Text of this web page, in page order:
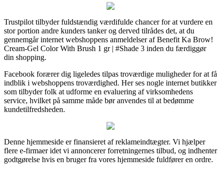
Trustpilot tilbyder fuldstændig værdifulde chancer for at vurdere en
stor portion andre kunders tanker og derved tilrådes det, at du
gennemgår internet webshoppens anmeldelser af Benefit Ka Brow!
Cream-Gel Color With Brush 1 gr | #Shade 3 inden du færdiggør
din shopping.
Facebook forærer dig ligeledes tilpas troværdige muligheder for at få
indblik i webshoppens troværdighed. Her ses nogle internet butikker
som tilbyder folk at udforme en evaluering af virksomhedens
service, hvilket på samme måde bør anvendes til at bedømme
kundetilfredsheden.
Denne hjemmeside er finansieret af reklameindtægter. Vi hjælper
flere e-firmaer idet vi annoncerer forretningernes tilbud, og indhenter
godtgørelse hvis en bruger fra vores hjemmeside fuldfører en ordre.